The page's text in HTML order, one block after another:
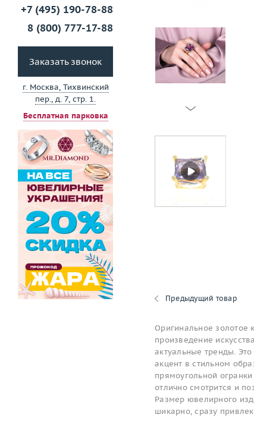
+7 (495) 190-78-88
8 (800) 777-17-88
Заказать звонок
г. Москва, Тихвинский
пер., д. 7, стр. 1.
Бесплатная парковка
Предыдущий товар
Оригинальное золотое
произведение
актуальные тренды.
акцент в стильном
прямоугольной
отлично смотрится и
Размер ювелирного
шикарно, сразу